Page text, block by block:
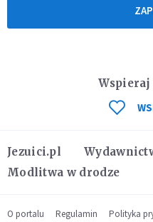
Jezuici.pl
Modlitwa w drodze
Wspieraj
O portalu Regulamin Polityka